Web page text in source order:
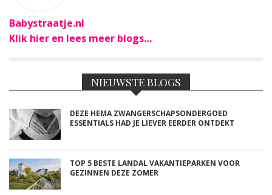
Babystraatje.nl
Klik hier en lees meer blogs…
NIEUWSTE BLOGS
DEZE HEMA ZWANGERSCHAPSONDERGOED
ESSENTIALS HAD JE LIEVER EERDER ONTDEKT
TOP 5 BESTE LANDAL VAKANTIEPARKEN VOOR
GEZINNEN DEZE ZOMER